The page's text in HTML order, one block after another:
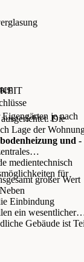
je nach
Die
Lage der
und -
medientechnisch
für
großer Wert
Einbindung
ein wesentlicher
Gebäude ist